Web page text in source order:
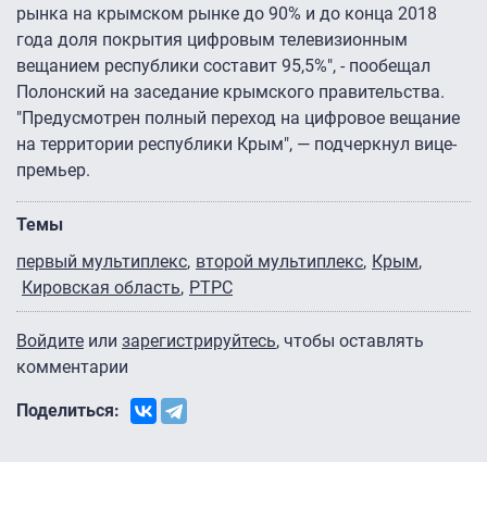
рынка на крымском рынке до 90% и до конца 2018
года доля покрытия цифровым телевизионным
вещанием республики составит 95,5%", - пообещал
Полонский на заседание крымского правительства.
"Предусмотрен полный переход на цифровое вещание
на территории республики Крым", — подчеркнул вице-
премьер.
Темы
первый мультиплекс второй мультиплекс Крым
Кировская область РТРС
Войдите или зарегистрируйтесь, чтобы оставлять
комментарии
Поделиться: